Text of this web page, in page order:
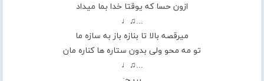
ازون حسا که یوقتا خدا بما میداد
...♫♩
میرقصه بالا تا بنازه باز به سازه ما
تو مه محو ولی بدون ستاره ها کناره مان
...♫♩